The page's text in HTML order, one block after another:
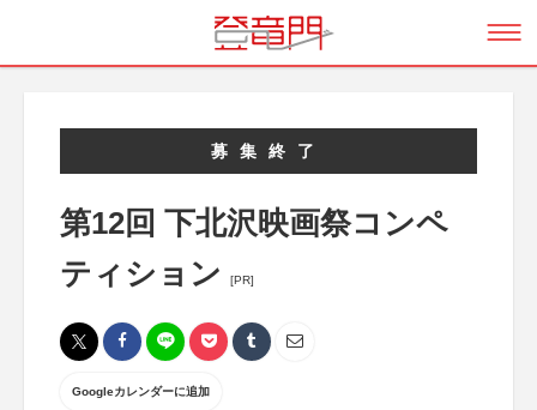
募集終了
第12回 下北沢映画祭コンペ
ティション
[PR]
Googleカレンダーに追加